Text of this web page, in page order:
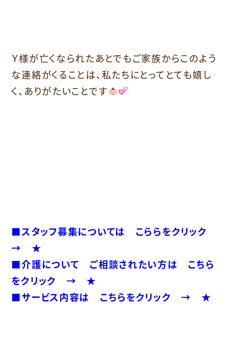
Ｙ様が亡くなられたあとでもご家族からこのよう
な連絡がくることは、私たちにとってとても嬉し
く、ありがたいことです
■スタッフ募集については こららをクリック
→ ★
■介護について ご相談されたい方は こちら
をクリック → ★
■サービス内容は こちらをクリック → ★